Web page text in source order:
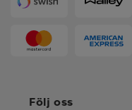
Följ oss